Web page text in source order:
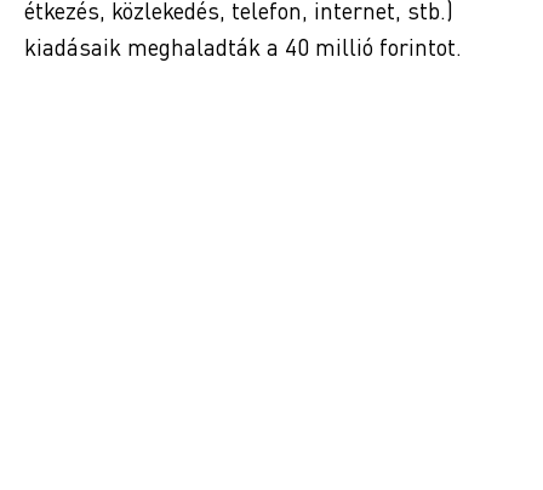
étkezés, közlekedés, telefon, internet, stb.)
kiadásaik meghaladták a 40 millió forintot.